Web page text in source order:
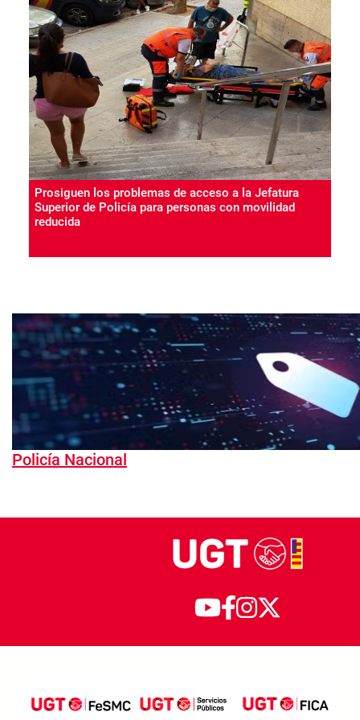
Prosiguen los problemas de acceso a la Jefatura
Superior de Policía para personas con movilidad
reducida
Policía Nacional